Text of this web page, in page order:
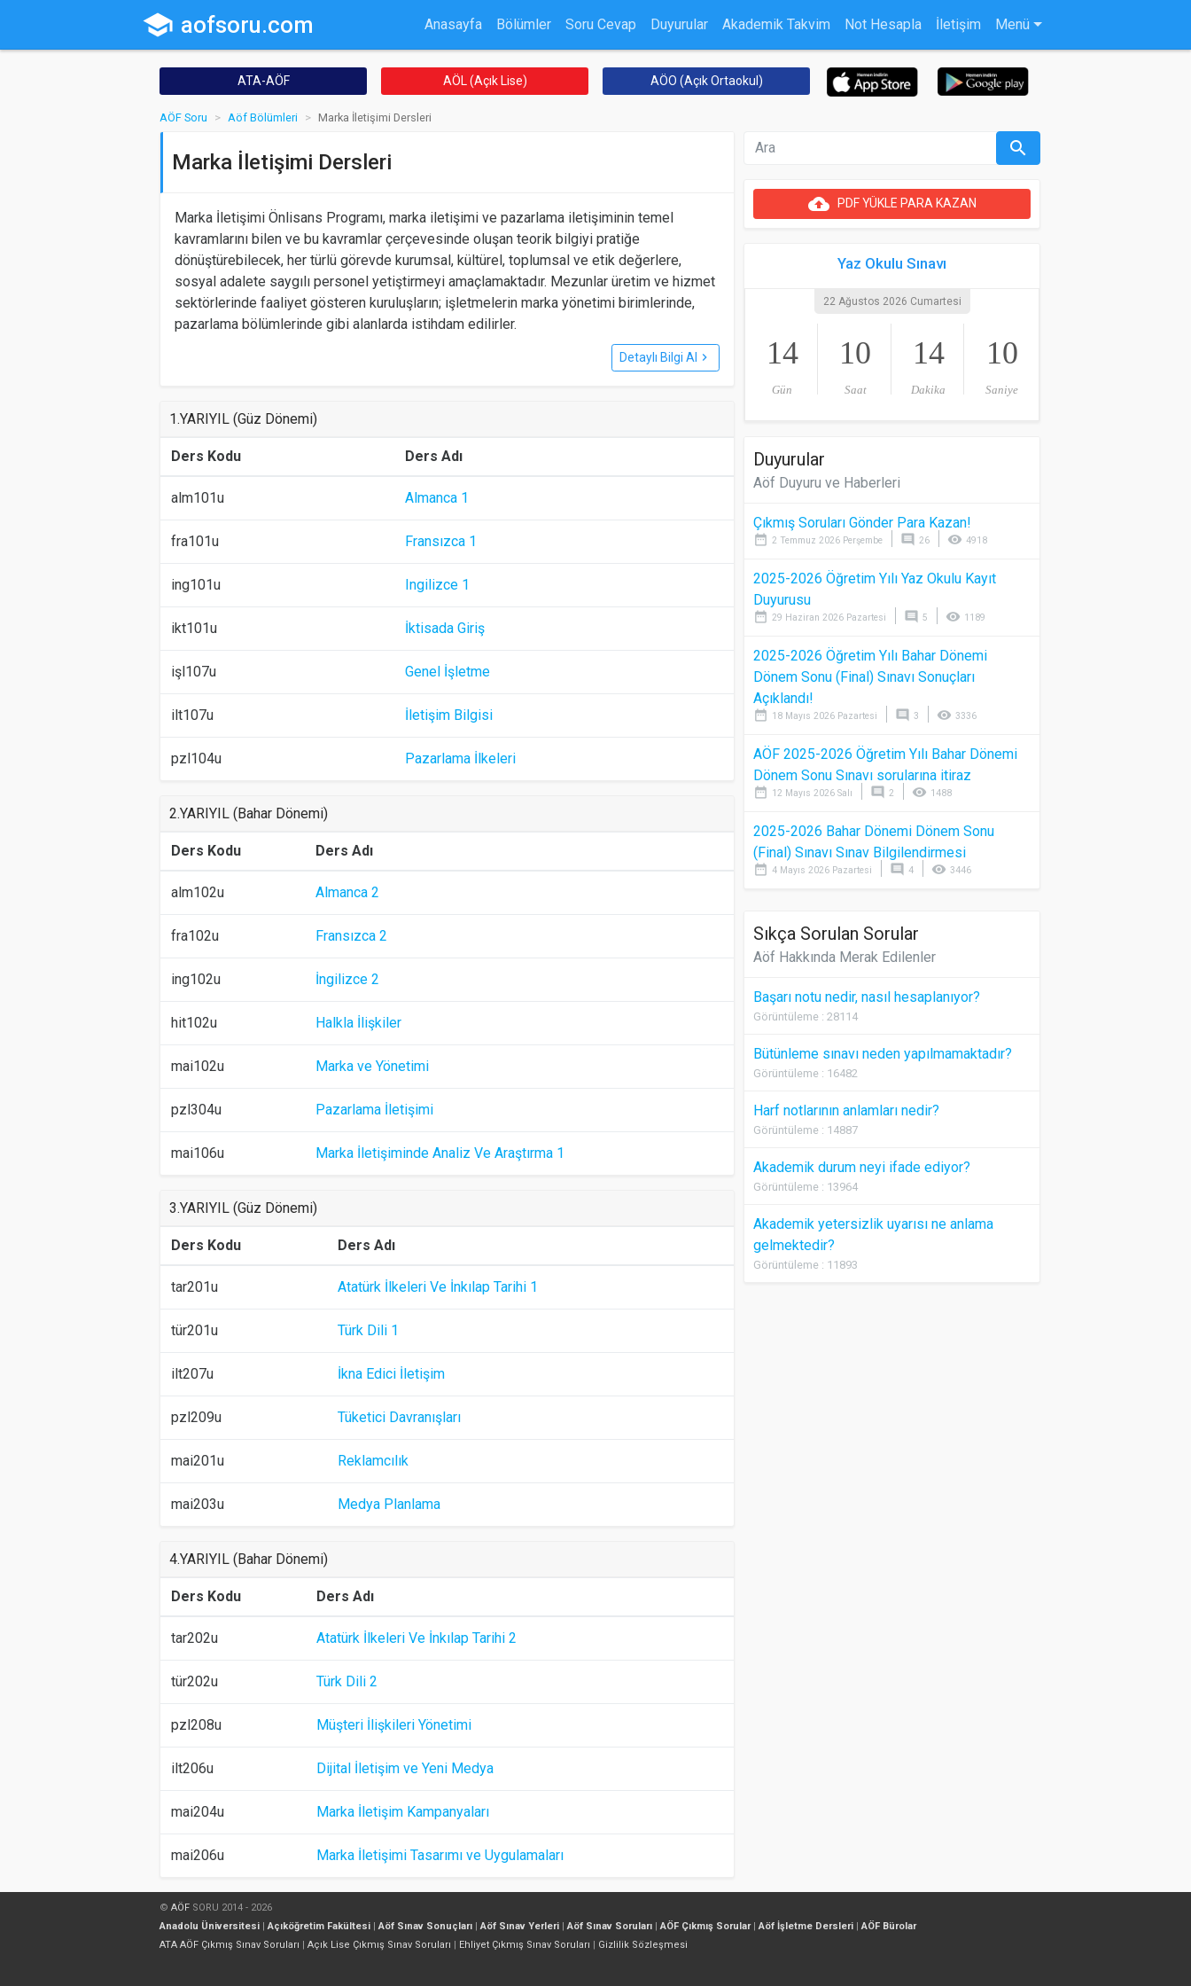
school aofsoru.com Anasayfa Bölümler Soru Cevap Duyurular Akademik Takvim Not Hesapla İletişim Menü
ATA-AÖF AÖL (Açık Lise) AÖO (Açık Ortaokul)
AÖF Soru Aöf Bölümleri Marka İletişimi Dersleri
Marka İletişimi Dersleri
Marka İletişimi Önlisans Programı, marka iletişimi ve pazarlama iletişiminin temel
kavramlarını bilen ve bu kavramlar çerçevesinde oluşan teorik bilgiyi pratiğe
dönüştürebilecek, her türlü görevde kurumsal, kültürel, toplumsal ve etik değerlere,
sosyal adalete saygılı personel yetiştirmeyi amaçlamaktadır. Mezunlar üretim ve hizmet
sektörlerinde faaliyet gösteren kuruluşların; işletmelerin marka yönetimi birimlerinde,
pazarlama bölümlerinde gibi alanlarda istihdam edilirler.
Detaylı Bilgi Al keyboard_arrow_right
1.YARIYIL (Güz Dönemi)
Ders Kodu Ders Adı
alm101u Almanca 1
fra101u Fransızca 1
ing101u Ingilizce 1
ikt101u İktisada Giriş
işl107u Genel İşletme
ilt107u İletişim Bilgisi
pzl104u Pazarlama İlkeleri
2.YARIYIL (Bahar Dönemi)
Ders Kodu Ders Adı
alm102u Almanca 2
fra102u Fransızca 2
ing102u İngilizce 2
hit102u Halkla İlişkiler
mai102u Marka ve Yönetimi
pzl304u Pazarlama İletişimi
mai106u Marka İletişiminde Analiz Ve Araştırma 1
3.YARIYIL (Güz Dönemi)
Ders Kodu Ders Adı
tar201u Atatürk İlkeleri Ve İnkılap Tarihi 1
tür201u Türk Dili 1
ilt207u İkna Edici İletişim
pzl209u Tüketici Davranışları
mai201u Reklamcılık
mai203u Medya Planlama
4.YARIYIL (Bahar Dönemi)
Ders Kodu Ders Adı
tar202u Atatürk İlkeleri Ve İnkılap Tarihi 2
tür202u Türk Dili 2
pzl208u Müşteri İlişkileri Yönetimi
ilt206u Dijital İletişim ve Yeni Medya
mai204u Marka İletişim Kampanyaları
mai206u Marka İletişimi Tasarımı ve Uygulamaları
search
cloud_uploadPDF YÜKLE PARA KAZAN
Yaz Okulu Sınavı
22 Ağustos 2026 Cumartesi
14
Gün
10
Saat
14
Dakika
10
Saniye
Duyurular
Aöf Duyuru ve Haberleri
Çıkmış Soruları Gönder Para Kazan!
date_range 2 Temmuz 2026 Perşembe comment 26 visibility 4918
2025-2026 Öğretim Yılı Yaz Okulu Kayıt
Duyurusu
date_range 29 Haziran 2026 Pazartesi comment 5 visibility 1189
2025-2026 Öğretim Yılı Bahar Dönemi
Dönem Sonu (Final) Sınavı Sonuçları
Açıklandı!
date_range 18 Mayıs 2026 Pazartesi comment 3 visibility 3336
AÖF 2025-2026 Öğretim Yılı Bahar Dönemi
Dönem Sonu Sınavı sorularına itiraz
date_range 12 Mayıs 2026 Salı comment 2 visibility 1488
2025-2026 Bahar Dönemi Dönem Sonu
(Final) Sınavı Sınav Bilgilendirmesi
date_range 4 Mayıs 2026 Pazartesi comment 4 visibility 3446
Sıkça Sorulan Sorular
Aöf Hakkında Merak Edilenler
Başarı notu nedir, nasıl hesaplanıyor?
Görüntüleme : 28114
Bütünleme sınavı neden yapılmamaktadır?
Görüntüleme : 16482
Harf notlarının anlamları nedir?
Görüntüleme : 14887
Akademik durum neyi ifade ediyor?
Görüntüleme : 13964
Akademik yetersizlik uyarısı ne anlama
gelmektedir?
Görüntüleme : 11893
© AÖF SORU 2014 - 2026
Anadolu Üniversitesi |Açıköğretim Fakültesi |Aöf Sınav Sonuçları |Aöf Sınav Yerleri |Aöf Sınav Soruları |AÖF Çıkmış Sorular|Aöf İşletme Dersleri |AÖF Bürolar
ATA AÖF Çıkmış Sınav Soruları | Açık Lise Çıkmış Sınav Soruları | Ehliyet Çıkmış Sınav Soruları | Gizlilik Sözleşmesi